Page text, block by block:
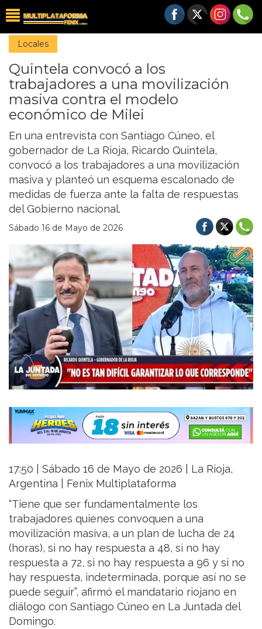
Locales
Quintela convocó a los
trabajadores a una movilización
masiva contra el modelo
económico de Milei
En una entrevista con Santiago Cúneo, el
gobernador de La Rioja, Ricardo Quintela,
convocó a los trabajadores a una movilización
masiva y planteó un esquema escalonado de
medidas de fuerza ante la falta de respuestas
del Gobierno nacional.
Sábado 16 de Mayo de 2026
17:50 | Sábado 16 de Mayo de 2026 | La Rioja,
Argentina | Fenix Multiplataforma
“Tiene que ser fundamentalmente los
trabajadores quienes convoquen a una
movilización masiva, a un plan de lucha de 24
(horas), si no hay respuesta a 48, si no hay
respuesta a 72, si no hay respuesta a 96 y si no
hay respuesta, indeterminada, porque así no se
puede seguir”, afirmó el mandatario riojano en
diálogo con Santiago Cúneo en La Juntada del
Domingo.